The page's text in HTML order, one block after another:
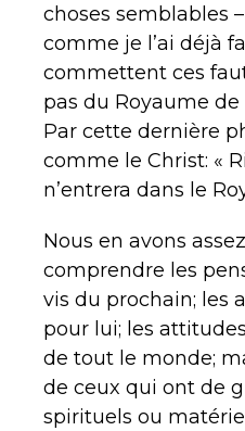
choses semblables
comme je l’ai déjà
commettent ces
pas du Royaume de
Par cette dernière
comme le Christ: «
n’entrera dans le
Nous en avons
comprendre les
vis du prochain; les
pour lui; les
de tout le monde;
de ceux qui ont de
spirituels ou